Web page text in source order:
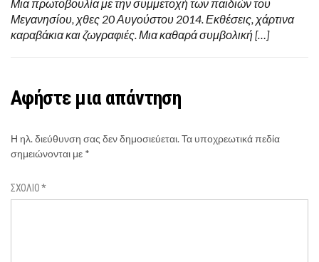
Μια πρωτοβουλία με την συμμετοχή των παιδιών του
Μεγανησίου, χθες 20 Αυγούστου 2014. Εκθέσεις, χάρτινα
καραβάκια και ζωγραφιές. Μια καθαρά συμβολική […]
Αφήστε μια απάντηση
Η ηλ. διεύθυνση σας δεν δημοσιεύεται.Τα υποχρεωτικά πεδία
σημειώνονται με *
ΣΧΌΛΙΟ*